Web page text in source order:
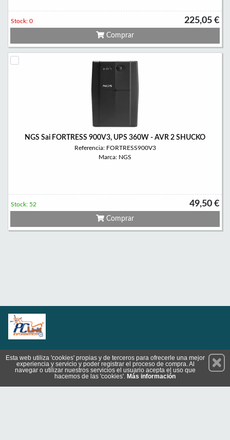
225,05 €
Stock: 0
Comprar
NGS Sai FORTRESS 900V3, UPS 360W - AVR 2 SHUCKO
Referencia: FORTRESS900V3
Marca: NGS
49,50 €
Stock: 52
Comprar
Suscríbete
Esta web utiliza 'cookies' propias y de terceros para ofrecerle una mejor
experiencia y servicio y poder registrar el proceso de compra. Al
navegar o utilizar nuestros servicios el usuario acepta el uso que
hacemos de las 'cookies'. Más información